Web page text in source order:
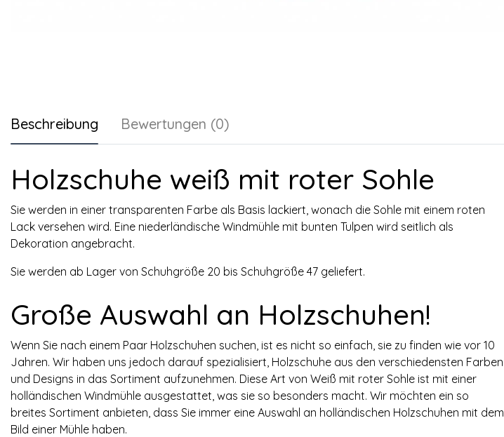
Beschreibung Bewertungen (0)
Holzschuhe weiß mit roter Sohle
Sie werden in einer transparenten Farbe als Basis lackiert, wonach die Sohle mit einem roten
Lack versehen wird. Eine niederländische Windmühle mit bunten Tulpen wird seitlich als
Dekoration angebracht.
Sie werden ab Lager von Schuhgröße 20 bis Schuhgröße 47 geliefert.
Große Auswahl an Holzschuhen!
Wenn Sie nach einem Paar Holzschuhen suchen, ist es nicht so einfach, sie zu finden wie vor 10
Jahren. Wir haben uns jedoch darauf spezialisiert, Holzschuhe aus den verschiedensten Farben
und Designs in das Sortiment aufzunehmen. Diese Art von Weiß mit roter Sohle ist mit einer
holländischen Windmühle ausgestattet, was sie so besonders macht. Wir möchten ein so
breites Sortiment anbieten, dass Sie immer eine Auswahl an holländischen Holzschuhen mit dem
Bild einer Mühle haben.